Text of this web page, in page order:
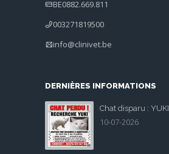
BE0882.669.811
003271819500
info@clinivet.be
DERNIÈRES INFORMATIONS
Chat disparu : YUKI
10-07-2026